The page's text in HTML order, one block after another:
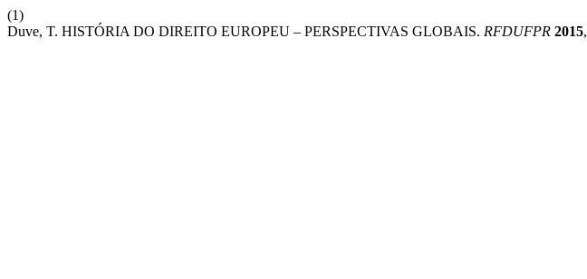
(1)
Duve, T. HISTÓRIA DO DIREITO EUROPEU – PERSPECTIVAS GLOBAIS. RFDUFPR 2015,